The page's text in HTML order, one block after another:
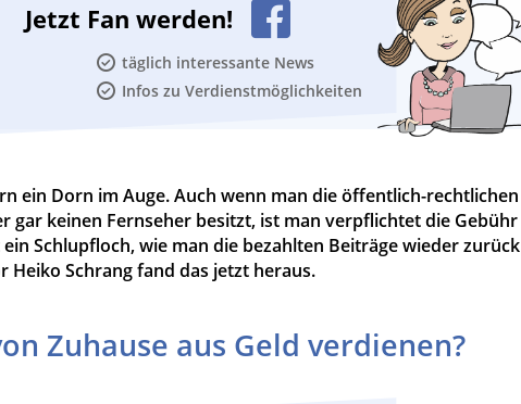
Jetzt Fan werden!
täglich interessante News
Infos zu Verdienstmöglichkeiten
ein Dorn im Auge. Auch wenn man die öffentlich-rechtlichen
gar keinen Fernseher besitzt, ist man verpflichtet die Gebühr
Schlupfloch, wie man die bezahlten Beiträge wieder zurück
Heiko Schrang fand das jetzt heraus.
Zuhause aus Geld verdienen?